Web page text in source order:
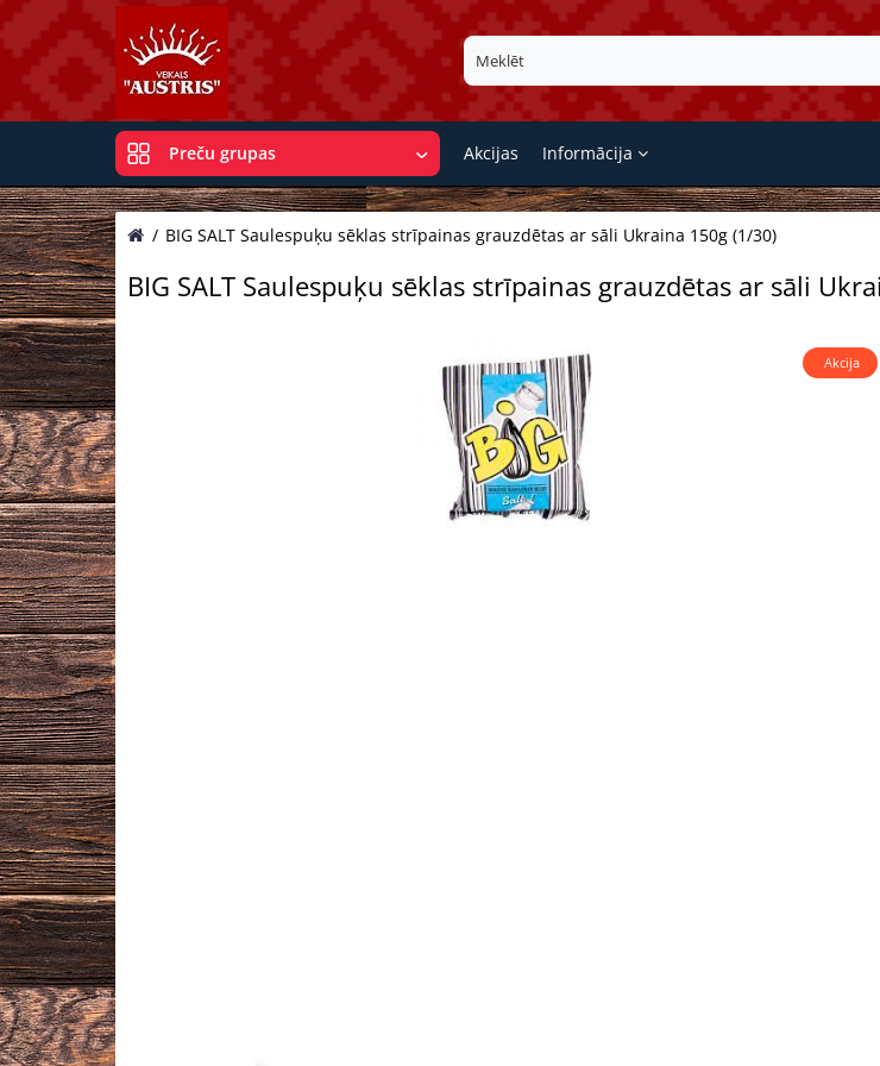
Preču grupas Akcijas Informācija
BIG SALT Saulespuķu sēklas strīpainas grauzdētas ar sāli Ukraina 150g (1/30)
BIG SALT Saulespuķu sēklas strīpainas grauzdētas ar sāli
Akcija